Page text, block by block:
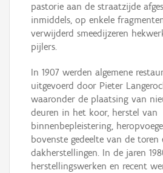
pastorie aan de straatzijde
inmiddels, op enkele
verwijderd smeedijzeren
pijlers.
In 1907 werden algemene
uitgevoerd door Pieter
waaronder de plaatsing van
deuren in het koor, herstel van
binnenbepleistering,
bovenste gedeelte van de toren
dakherstellingen. In de jaren
herstellingswerken en recent